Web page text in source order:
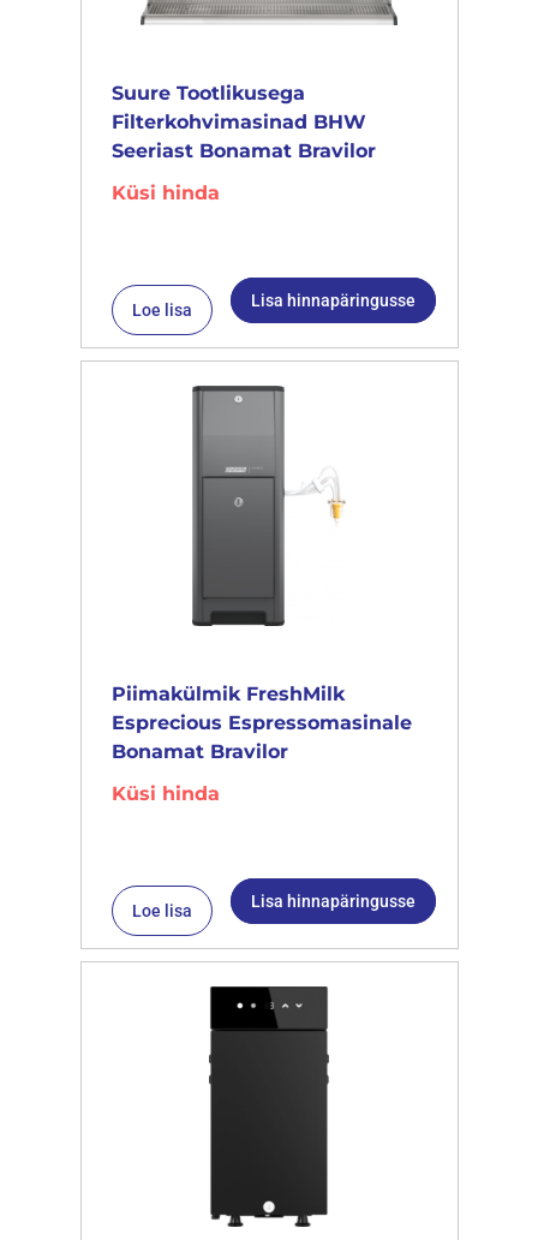
Suure Tootlikusega
Filterkohvimasinad BHW
Seeriast Bonamat Bravilor
Küsi hinda
Loe lisa Lisa hinnapäringusse
Piimakülmik FreshMilk
Esprecious Espressomasinale
Bonamat Bravilor
Küsi hinda
Loe lisa Lisa hinnapäringusse